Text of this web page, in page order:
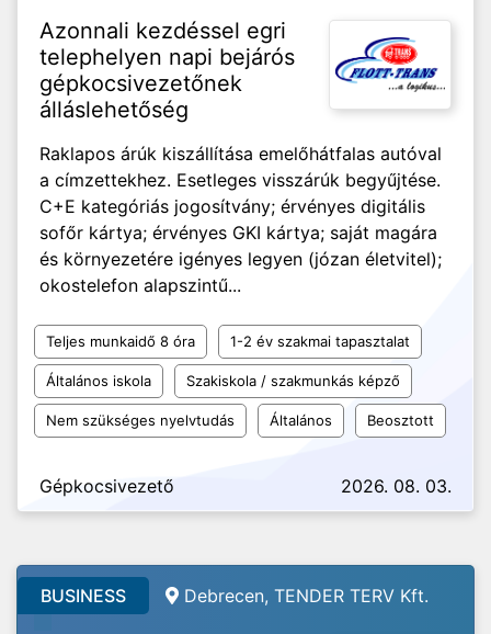
Azonnali kezdéssel egri
telephelyen napi bejárós
gépkocsivezetőnek
álláslehetőség
Raklapos árúk kiszállítása emelőhátfalas autóval
a címzettekhez. Esetleges visszárúk begyűjtése.
C+E kategóriás jogosítvány; érvényes digitális
sofőr kártya; érvényes GKI kártya; saját magára
és környezetére igényes legyen (józan életvitel);
okostelefon alapszintű...
Teljes munkaidő 8 óra 1-2 év szakmai tapasztalat
Általános iskola Szakiskola / szakmunkás képző
Nem szükséges nyelvtudás Általános Beosztott
Gépkocsivezető 2026. 08. 03.
BUSINESS Debrecen, TENDER TERV Kft.